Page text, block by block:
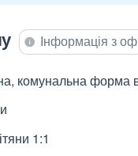
Інформація з
комунальна форма
1:1